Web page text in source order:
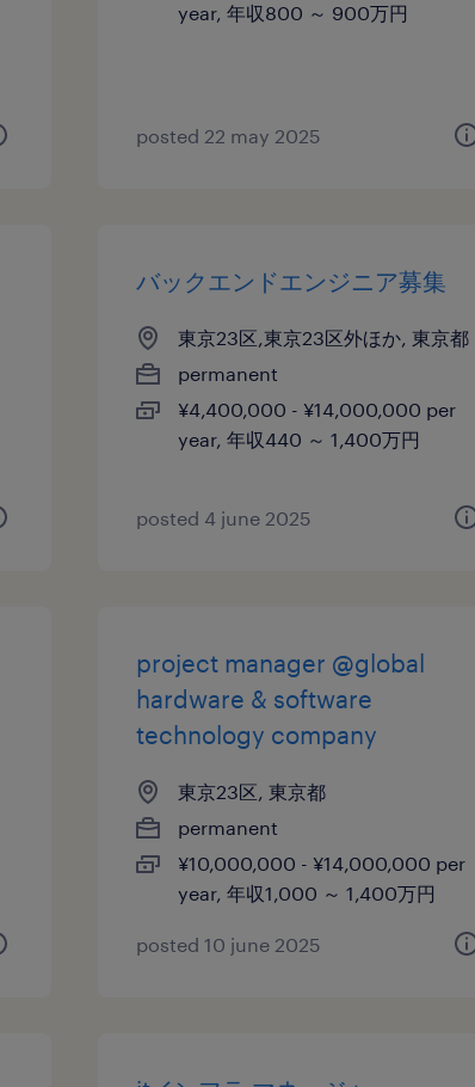
year, 年収800 ～ 900万円
posted 22 may 2025
バックエンドエンジニア募集
東京23区,東京23区外ほか, 東京都
permanent
¥4,400,000 - ¥14,000,000 per
year, 年収440 ～ 1,400万円
posted 4 june 2025
project manager @global
hardware & software
technology company
東京23区, 東京都
permanent
¥10,000,000 - ¥14,000,000 per
year, 年収1,000 ～ 1,400万円
posted 10 june 2025